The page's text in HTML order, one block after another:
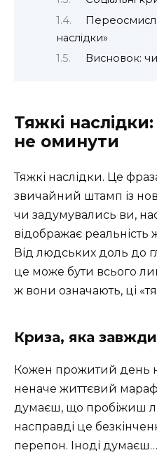
наслідки»
Висновок:
Тяжкі
не оминути
Тяжкі наслідки. Це
звичайний штамп із
чи задумувались ви,
відображає реальність
Від людських доль до
це може бути всього
ж вони означають, ці
Криза, яка
Кожен прожитий день
неначе життєвий
думаєш, що пробіжиш
насправді це
перепон. Іноді думаєш…